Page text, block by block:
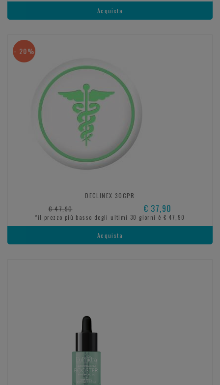
Acquista
DECLINEX 30CPR
- 20%
€ 47,90 € 37,90
*il prezzo più basso degli ultimi 30 giorni è € 47,90
Acquista